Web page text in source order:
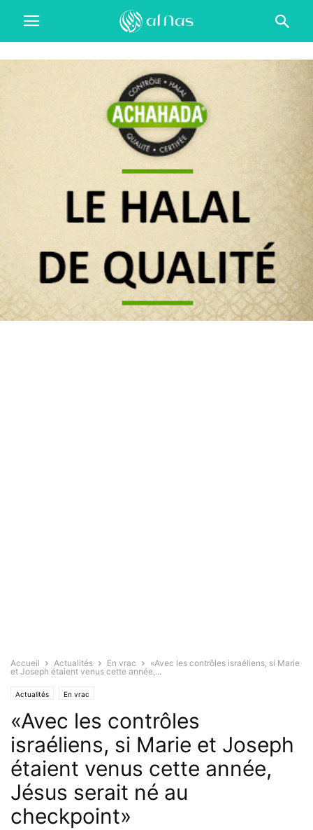
Accueil Actualités En vrac
«Avec les contrôles israéliens, si Marie
et Joseph étaient venus cette année,...
Actualités En vrac
«Avec les contrôles
israéliens, si Marie et Joseph
étaient venus cette année,
Jésus serait né au
checkpoint»